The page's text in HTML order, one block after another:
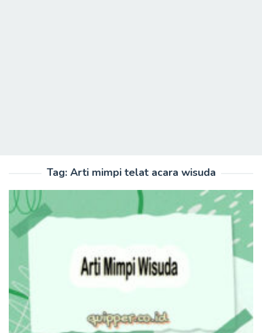
Tag: Arti mimpi telat acara wisuda